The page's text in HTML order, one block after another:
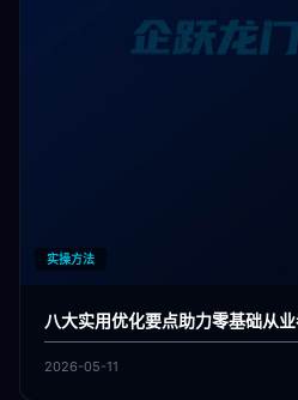
实操方法
八大实用优化要点助力零基础从
2026-05-11